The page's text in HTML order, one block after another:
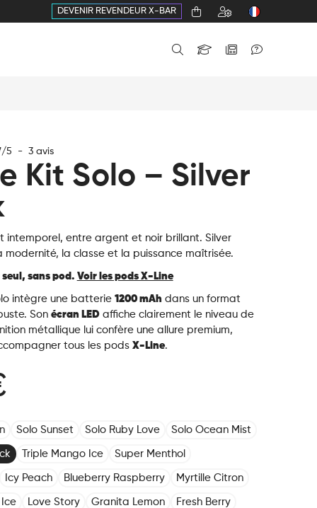
DEVENIR REVENDEUR X-BAR
/5 - 3 avis
Kit Solo – Silver
intemporel, entre argent et noir brillant. Silver
modernité, la classe et la puissance maîtrisée.
sans pod. Voir les pods X-Line
intègre une batterie 1200 mAh dans un format
Son écran LEDaffiche clairement le niveau de
métallique lui confère une allure premium,
tous les pods X-Line.
Solo Sunset Solo Ruby Love Solo Ocean Mist
Triple Mango Ice Super Menthol
Icy Peach Blueberry Raspberry Myrtille Citron
Ice Love Story Granita Lemon Fresh Berry